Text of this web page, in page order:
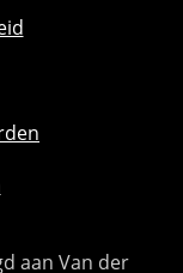
aan Van der